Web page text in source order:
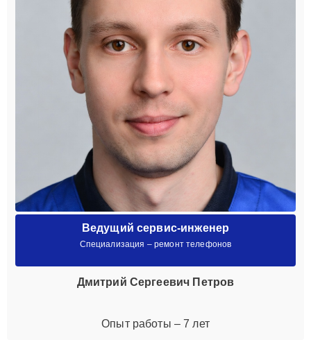
Ведущий сервис-инженер
Специализация – ремонт телефонов
Дмитрий Сергеевич Петров
Опыт работы – 7 лет